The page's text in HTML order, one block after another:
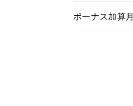
ボーナス加算月